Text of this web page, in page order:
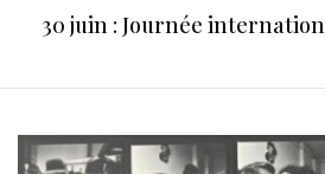
30 juin : Journée